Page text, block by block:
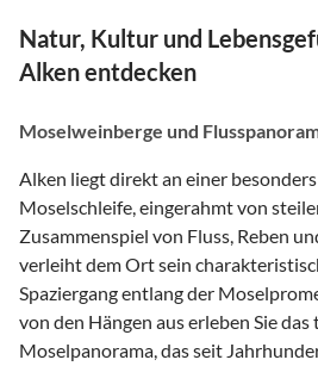
Natur, Kultur und
Alken entdecken
Moselweinberge und
Alken liegt direkt an einer
Moselschleife, eingerahmt von
Zusammenspiel von Fluss, Reben
verleiht dem Ort sein
Spaziergang entlang der
von den Hängen aus erleben Sie das
Moselpanorama, das seit